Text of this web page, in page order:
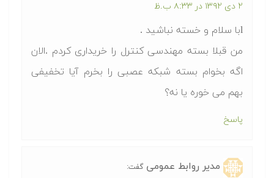
۲ دی ۱۳۹۲ در ۸:۳۳ ب.ظ
lبا سلام و خسته نباشید .
من قبلا بسته مهندسی کنترل را خریداری کردم .الان
اگه بخوام بسته شبکه عصبی را بخرم آیا تخفیفی
بهم می خوره یا نه؟
پاسخ
مدیر روابط عمومی گفت: